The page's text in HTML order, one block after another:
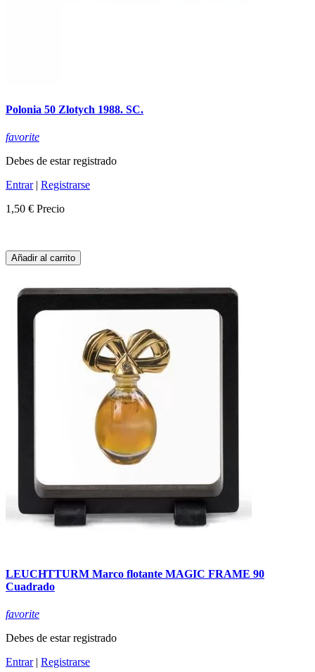
Polonia 50 Zlotych 1988. SC.
favorite
Debes de estar registrado
Entrar| Registrarse
1,50 € Precio
Añadir al carrito
LEUCHTTURM Marco flotante MAGIC FRAME 90
Cuadrado
favorite
Debes de estar registrado
Entrar| Registrarse